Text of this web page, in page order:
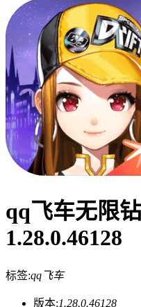
qq飞车无限
1.28.0.46128
标签:qq飞车
版本:1.28.0.46128